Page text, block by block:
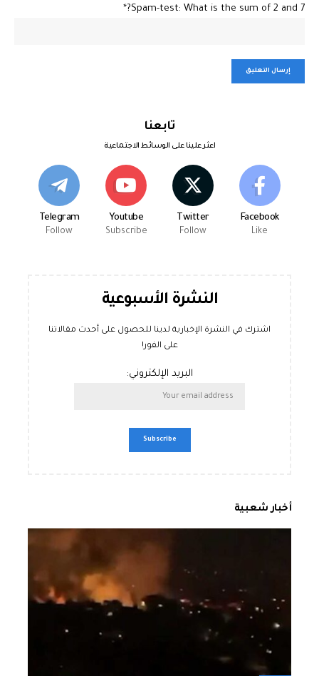
Spam-test: What is the sum of 2 and 7?*
تابعنا
اعثر علينا على الوسائط الاجتماعية
Facebook
Like
Twitter
Follow
Youtube
Subscribe
Telegram
Follow
النشرة الأسبوعية
اشترك في النشرة الإخبارية لدينا للحصول على أحدث مقالاتنا
على الفور!
البريد الإلكتروني:
أخبار شعبية